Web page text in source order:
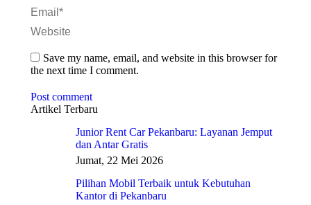
Email *
Website
Save my name, email, and website in this browser for
the next time I comment.
Post comment
Artikel Terbaru
Junior Rent Car Pekanbaru: Layanan Jemput
dan Antar Gratis
Jumat, 22 Mei 2026
Pilihan Mobil Terbaik untuk Kebutuhan
Kantor di Pekanbaru